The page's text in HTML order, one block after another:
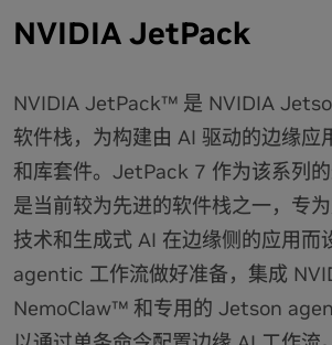
NVIDIA JetPack
NVIDIA JetPack™ 是 NVIDIA
软件栈，为构建由 AI 驱动的边缘应
和库套件。JetPack 7 作为该系列的
是当前较为先进的软件栈之一，专
技术和生成式 AI 在边缘侧的应用而
agentic 工作流做好准备，集成
NemoClaw™ 和专用的 Jetson